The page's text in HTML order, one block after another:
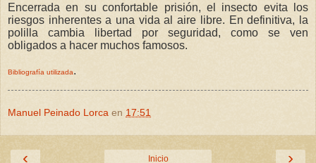
Encerrada en su confortable prisión, el insecto evita los
riesgos inherentes a una vida al aire libre. En definitiva, la
polilla cambia libertad por seguridad, como se ven
obligados a hacer muchos famosos.
Bibliografía utilizada.
Manuel Peinado Lorca en 17:51
‹ ›
Inicio